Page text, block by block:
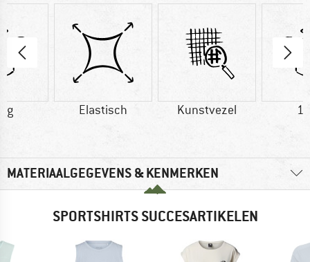
g Elastisch Kunstvezel
MATERIAALGEGEVENS & KENMERKEN
SPORTSHIRTS SUCCESARTIKELEN